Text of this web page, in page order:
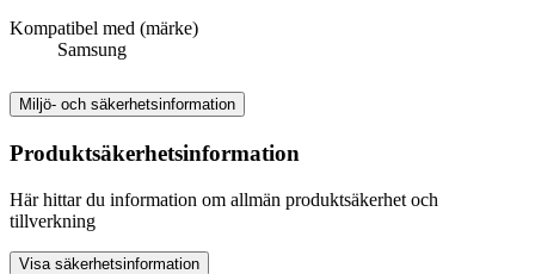
Kompatibel med (märke)
Samsung
Miljö- och säkerhetsinformation
Produktsäkerhetsinformation
Här hittar du information om allmän produktsäkerhet och
tillverkning
Visa säkerhetsinformation